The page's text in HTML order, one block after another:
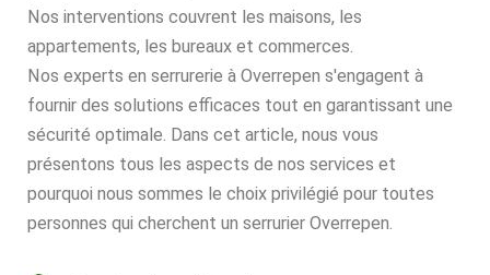
Nos interventions couvrent les maisons, les
appartements, les bureaux et commerces.
Nos experts en serrurerie à Overrepen s'engagent à
fournir des solutions efficaces tout en garantissant une
sécurité optimale. Dans cet article, nous vous
présentons tous les aspects de nos services et
pourquoi nous sommes le choix privilégié pour toutes
personnes qui cherchent un serrurier Overrepen.